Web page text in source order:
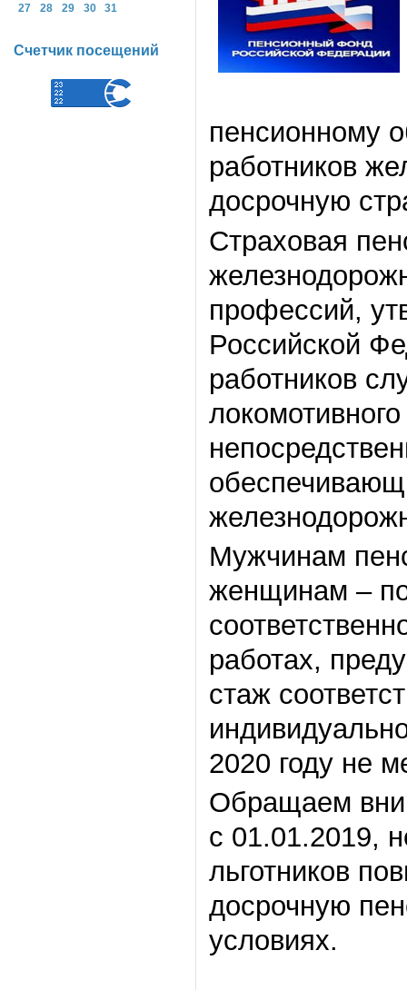
пенсионному
работников
досрочную
Страховая
профессий,
Российской
работников
Мужчинам
женщинам –
работах,
стаж
2020 году не
Обращаем
с 01.01.2019,
льготников
досрочную
условиях.
27
28 29 30 31
Счетчик посещений